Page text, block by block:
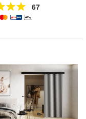
67